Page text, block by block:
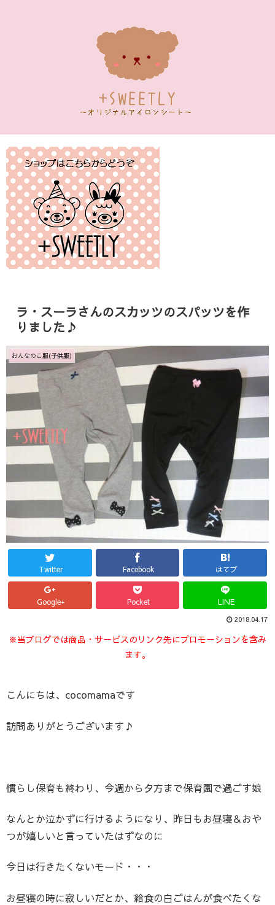
ラ・スーラさんのスカッツのスパッツを作
りました♪
おんなのこ服(子供服)
Twitter Facebook はてブ
Google+ Pocket LINE
2018.04.17
※当ブログでは商品・サービスのリンク先にプロモーションを含み
ます。
こんにちは、cocomamaです
訪問ありがとうございます♪
慣らし保育も終わり、今週から夕方まで保育園で過ごす娘
なんとか泣かずに行けるようになり、昨日もお昼寝＆おや
つが嬉しいと言っていたはずなのに
今日は行きたくないモード・・・
お昼寝の時に寂しいだとか、給食の白ごはんが食べたくな